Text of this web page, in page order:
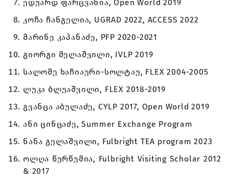
ედუარდ ფარცვანია, Open World 2019
კოჩა ჩანგელია, UGRAD 2022, ACCESS 2022
მარინე კაპანაძე, PFP 2020-2021
გიორგი მელაშვილი, IVLP 2019
სალომე ხაჩიაური-სოლტაუ, FLEX 2004-2005
ლუკა ბლუაშვილი, FLEX 2018-2019
გვანცა აბულაძე, CYLP 2017, Open World 2019
ანი ცინცაძე, Summer Exchange Program
ნანა გელაშვილი, Fulbright TEA program 2023
ოლღა წურწუმია, Fulbright Visiting Scholar 2012
& 2017